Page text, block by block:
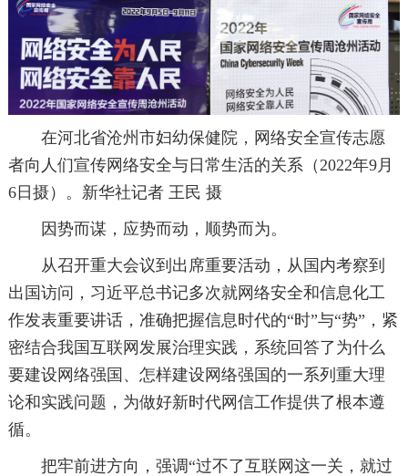
在河北省沧州市妇幼保健院，网络安全宣传志愿
者向人们宣传网络安全与日常生活的关系（2022年9月
6日摄）。新华社记者 王民 摄
因势而谋，应势而动，顺势而为。
从召开重大会议到出席重要活动，从国内考察到
出国访问，习近平总书记多次就网络安全和信息化工
作发表重要讲话，准确把握信息时代的“时”与“势”，紧
密结合我国互联网发展治理实践，系统回答了为什么
要建设网络强国、怎样建设网络强国的一系列重大理
论和实践问题，为做好新时代网信工作提供了根本遵
循。
把牢前进方向，强调“过不了互联网这一关，就过